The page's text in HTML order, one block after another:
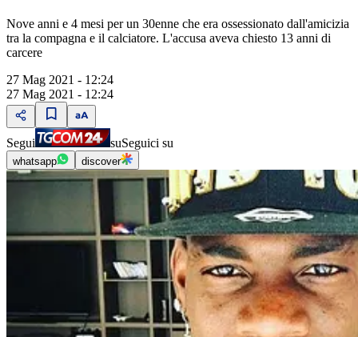
Nove anni e 4 mesi per un 30enne che era ossessionato dall'amicizia
tra la compagna e il calciatore. L'accusa aveva chiesto 13 anni di
carcere
27 Mag 2021 - 12:24
27 Mag 2021 - 12:24
Segui suSeguici su
whatsapp discover